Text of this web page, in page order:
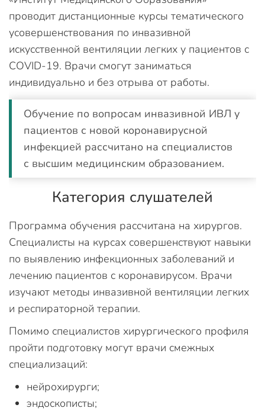
проводит дистанционные курсы тематического
усовершенствования по инвазивной
искусственной вентиляции легких у пациентов с
COVID-19. Врачи смогут заниматься
индивидуально и без отрыва от работы.
Обучение по вопросам инвазивной ИВЛ у
пациентов с новой коронавирусной
инфекцией рассчитано на специалистов
с высшим медицинским образованием.
Категория слушателей
Программа обучения рассчитана на хирургов.
Специалисты на курсах совершенствуют навыки
по выявлению инфекционных заболеваний и
лечению пациентов с коронавирусом. Врачи
изучают методы инвазивной вентиляции легких
и респираторной терапии.
Помимо специалистов хирургического профиля
пройти подготовку могут врачи смежных
специализаций:
нейрохирурги;
эндоскописты;